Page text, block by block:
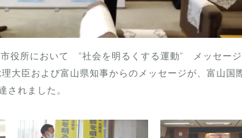
役所において ”社会を明るくする運動” メッセー
大臣および富山県知事からのメッセージが、富山国
されました。